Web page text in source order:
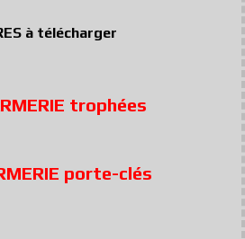
à télécharger
trophées
porte-clés